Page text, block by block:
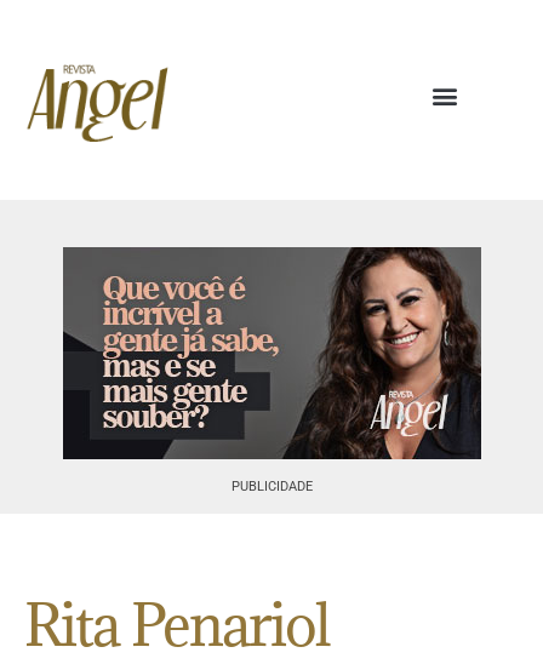
PUBLICIDADE
Rita Penariol